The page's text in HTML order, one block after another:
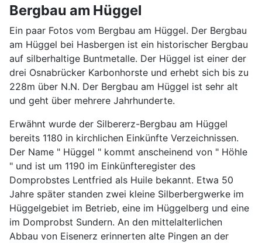
Bergbau am Hüggel
Ein paar Fotos vom Bergbau am Hüggel. Der Bergbau
am Hüggel bei Hasbergen ist ein historischer Bergbau
auf silberhaltige Buntmetalle. Der Hüggel ist einer der
drei Osnabrücker Karbonhorste und erhebt sich bis zu
228m über N.N. Der Bergbau am Hüggel ist sehr alt
und geht über mehrere Jahrhunderte.
Erwähnt wurde der Silbererz-Bergbau am Hüggel
bereits 1180 in kirchlichen Einkünfte Verzeichnissen.
Der Name " Hüggel " kommt anscheinend von " Höhle
" und ist um 1190 im Einkünfteregister des
Domprobstes Lentfried als Huile bekannt. Etwa 50
Jahre später standen zwei kleine Silberbergwerke im
Hüggelgebiet im Betrieb, eine im Hüggelberg und eine
im Domprobst Sundern. An den mittelalterlichen
Abbau von Eisenerz erinnerten alte Pingen an der